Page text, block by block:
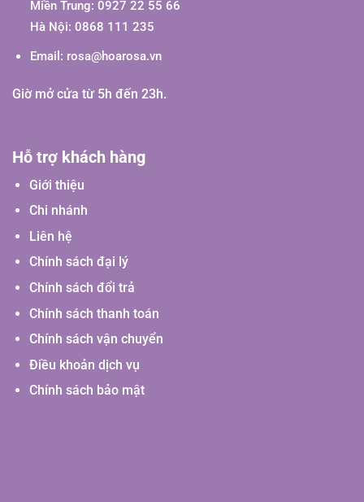
Miền Trung: 0927 22 55 66
Hà Nội: 0868 111 235
Email: rosa@hoarosa.vn
Giờ mở cửa từ 5h đến 23h.
Hỗ trợ khách hàng
Giới thiệu
Chi nhánh
Liên hệ
Chính sách đại lý
Chính sách đổi trả
Chính sách thanh toán
Chính sách vận chuyển
Điều khoản dịch vụ
Chính sách bảo mật